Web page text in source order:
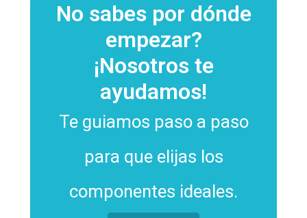
No sabes por dónde
empezar?
¡Nosotros te
ayudamos!
Te guiamos paso a paso
para que elijas los
componentes ideales.